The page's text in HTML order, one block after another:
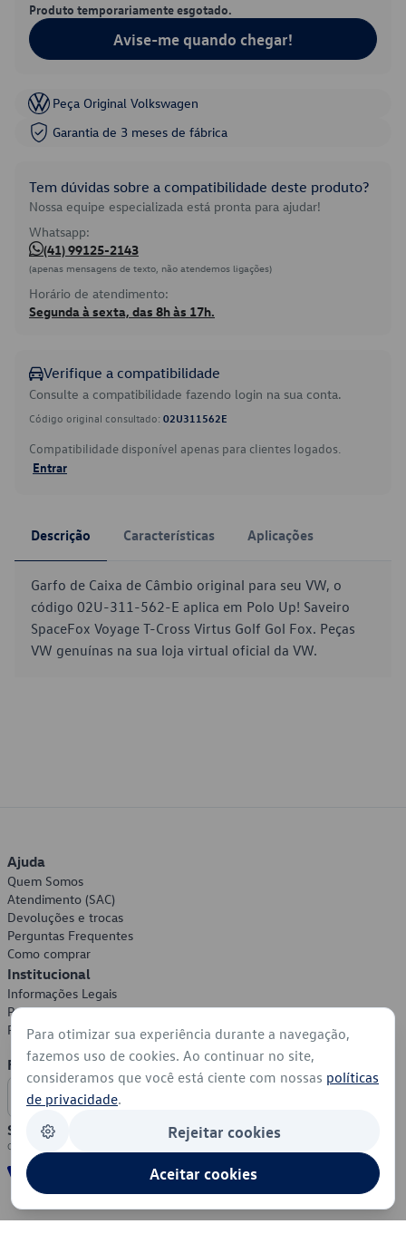
Produto temporariamente esgotado.
Avise-me quando chegar!
Peça Original Volkswagen
Garantia de 3 meses de fábrica
Tem dúvidas sobre a compatibilidade deste produto?
Nossa equipe especializada está pronta para ajudar!
Whatsapp:
(41) 99125-2143
(apenas mensagens de texto, não atendemos ligações)
Horário de atendimento:
Segunda à sexta, das 8h às 17h.
Verifique a compatibilidade
Consulte a compatibilidade fazendo login na sua conta.
Código original consultado: 02U311562E
Compatibilidade disponível apenas para clientes logados.
Entrar
Descrição Características Aplicações
Garfo de Caixa de Câmbio original para seu VW, o
código 02U-311-562-E aplica em Polo Up! Saveiro
SpaceFox Voyage T-Cross Virtus Golf Gol Fox. Peças
VW genuínas na sua loja virtual oficial da VW.
Ajuda
Quem Somos
Atendimento (SAC)
Devoluções e trocas
Perguntas Frequentes
Como comprar
Institucional
Informações Legais
Política de Privacidade
Política de Cookies
Formas de Pagamento
Segurança
Para otimizar sua experiência durante a navegação,
fazemos uso de cookies. Ao continuar no site,
consideramos que você está ciente com nossas políticas
de privacidade.
Rejeitar cookies
Aceitar cookies